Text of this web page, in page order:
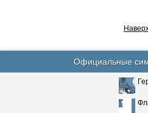
Официальные